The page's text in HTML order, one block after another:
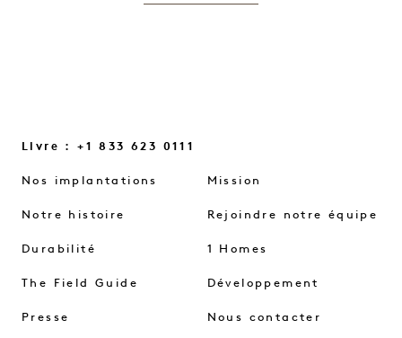
Livre : +1 833 623 0111
Nos implantations
Notre histoire
Durabilité
The Field Guide
Presse
Mission
Rejoindre notre équipe
1 Homes
Développement
Nous contacter